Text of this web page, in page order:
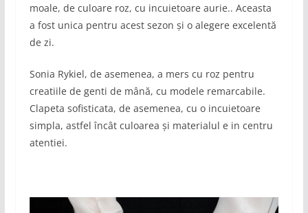
moale, de culoare roz, cu incuietoare aurie.. Aceasta
a fost unica pentru acest sezon și o alegere excelentă
de zi.
Sonia Rykiel, de asemenea, a mers cu roz pentru
creatiile de genti de mână, cu modele remarcabile.
Clapeta sofisticata, de asemenea, cu o incuietoare
simpla, astfel încât culoarea și materialul e in centru
atentiei.